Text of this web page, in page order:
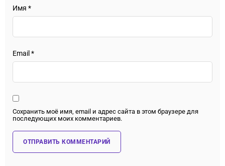
Имя *
Email *
Сохранить моё имя, email и адрес сайта в этом браузере для
последующих моих комментариев.